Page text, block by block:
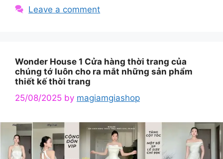
Leave a comment
Wonder House 1 Cửa hàng thời trang của
chúng tớ luôn cho ra mắt những sản phẩm
thiết kế thời trang
25/08/2025 by magiamgiashop